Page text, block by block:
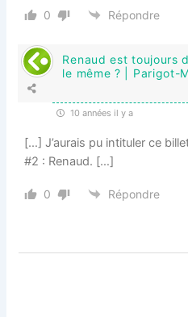
0 Répondre
Renaud est toujours
le même ? | Parigot-
10 années il y a
[…] J’aurais pu intituler ce
#2 : Renaud. […]
0 Répondre